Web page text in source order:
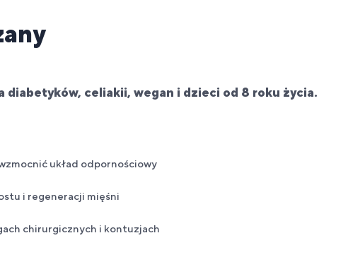
diabetyków, celiakii, wegan i dzieci od 8 roku życia.
układ odpornościowy
i regeneracji mięśni
chirurgicznych i kontuzjach